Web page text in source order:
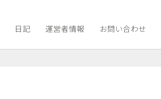
日記 運営者情報 お問い合わせ